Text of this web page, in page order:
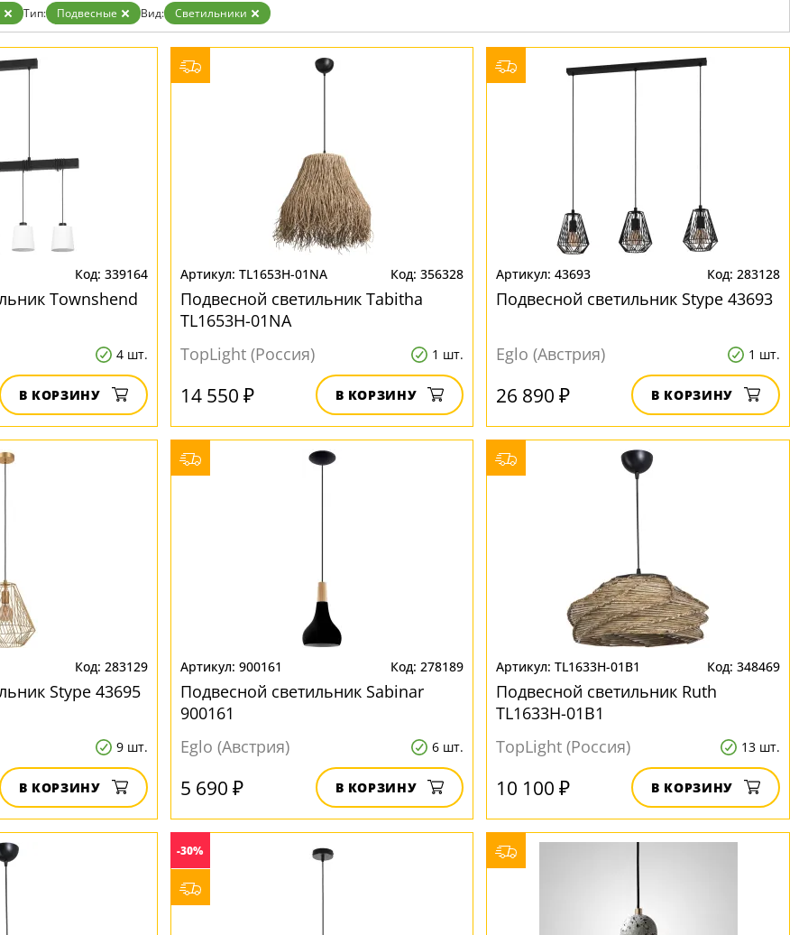
Золото
Прозрачные
Хром
Бренд
Тип: Подвесные Вид: Светильники
339164
Townshend
4 шт.
В КОРЗИНУ
TL1653H-01NA 356328
Подвесной светильник Tabitha
TL1653H-01NA
TopLight (Россия)
1 шт.
14 550 ₽ В КОРЗИНУ
43693 283128
Подвесной светильник Stype 43693
Eglo (Австрия) 1 шт.
26 890 ₽ В КОРЗИНУ
283129
Stype 43695
9 шт.
В КОРЗИНУ
900161 278189
Подвесной светильник Sabinar
900161
Eglo (Австрия)
6 шт.
5 690 ₽ В КОРЗИНУ
TL1633H-01B1 348469
Подвесной светильник Ruth
TL1633H-01B1
TopLight (Россия)
13 шт.
10 100 ₽ В КОРЗИНУ
-30%